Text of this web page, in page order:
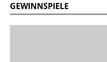
GEWINNSPIELE